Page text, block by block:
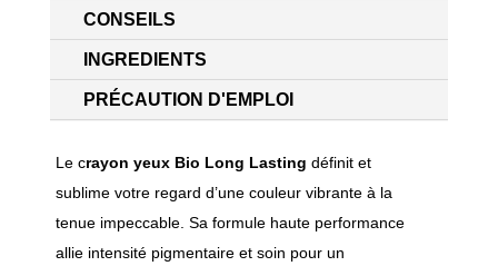
CONSEILS
INGREDIENTS
PRÉCAUTION D'EMPLOI
Le crayon yeux Bio Long Lasting définit et
sublime votre regard d’une couleur vibrante à la
tenue impeccable. Sa formule haute performance
allie intensité pigmentaire et soin pour un